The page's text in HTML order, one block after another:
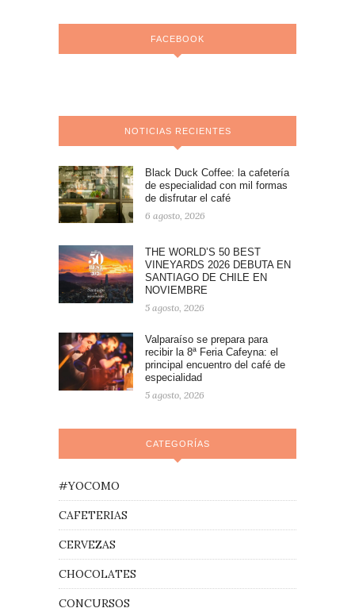
FACEBOOK
NOTICIAS RECIENTES
Black Duck Coffee: la cafetería
de especialidad con mil formas
de disfrutar el café
6 agosto, 2026
THE WORLD’S 50 BEST
VINEYARDS 2026 DEBUTA EN
SANTIAGO DE CHILE EN
NOVIEMBRE
5 agosto, 2026
Valparaíso se prepara para
recibir la 8ª Feria Cafeyna: el
principal encuentro del café de
especialidad
5 agosto, 2026
CATEGORÍAS
#YOCOMO
CAFETERIAS
CERVEZAS
CHOCOLATES
CONCURSOS